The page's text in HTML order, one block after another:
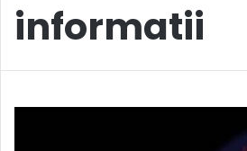
informatii